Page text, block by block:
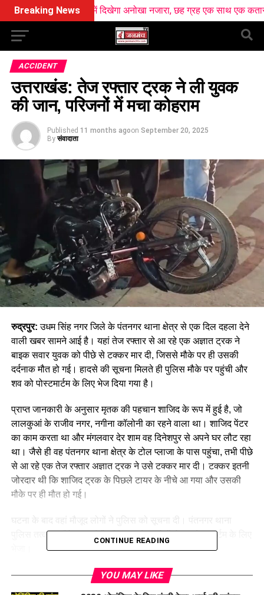
Breaking News
में दिखेगा अनोखा नजारा, छह ग्रह एक साथ एक कतार में आएंगे नजर
ACCIDENT
उत्तराखंड: तेज रफ्तार ट्रक ने ली युवक
की जान, परिजनों में मचा कोहराम
Published 11 months agoon September 20, 2025
By संवादाता
रुद्रपुर: उधम सिंह नगर जिले के पंतनगर थाना क्षेत्र से एक दिल दहला देने
वाली खबर सामने आई है। यहां तेज रफ्तार से आ रहे एक अज्ञात ट्रक ने
बाइक सवार युवक को पीछे से टक्कर मार दी, जिससे मौके पर ही उसकी
दर्दनाक मौत हो गई। हादसे की सूचना मिलते ही पुलिस मौके पर पहुंची और
शव को पोस्टमार्टम के लिए भेज दिया गया है।
प्राप्त जानकारी के अनुसार मृतक की पहचान शाजिद के रूप में हुई है, जो
लालकुआं के राजीव नगर, नगीना कॉलोनी का रहने वाला था। शाजिद पेंटर
का काम करता था और मंगलवार देर शाम वह दिनेशपुर से अपने घर लौट रहा
था। जैसे ही वह पंतनगर थाना क्षेत्र के टोल प्लाजा के पास पहुंचा, तभी पीछे
से आ रहे एक तेज रफ्तार अज्ञात ट्रक ने उसे टक्कर मार दी। टक्कर इतनी
जोरदार थी कि शाजिद ट्रक के पिछले टायर के नीचे आ गया और उसकी
मौके पर ही मौत हो गई।
पुलिस तत्काल मौके पर पहुंची और शव को कब्जे में लेकर पोस्टमार्टम के लिए
थाना प्रभारी नंदन सिंह रावत ने बताया कि हादसे की जानकारी शाजिद के
CONTINUE READING
YOU MAY LIKE